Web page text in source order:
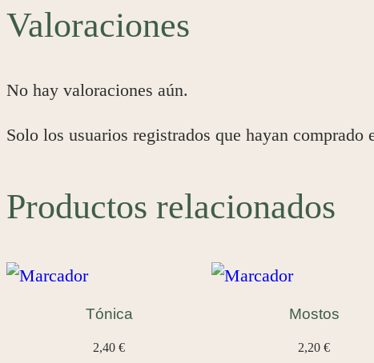
Valoraciones
No hay valoraciones aún.
Solo los usuarios registrados que hayan
Productos relacionados
Tónica
2,40 €
Mostos
2,20 €